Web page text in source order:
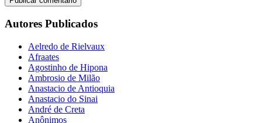
Autores Publicados
Aelredo de Rielvaux
Afraates
Agostinho de Hipona
Ambrosio de Milão
Anastacio de Antioquia
Anastacio do Sinai
André de Creta
Anônimos